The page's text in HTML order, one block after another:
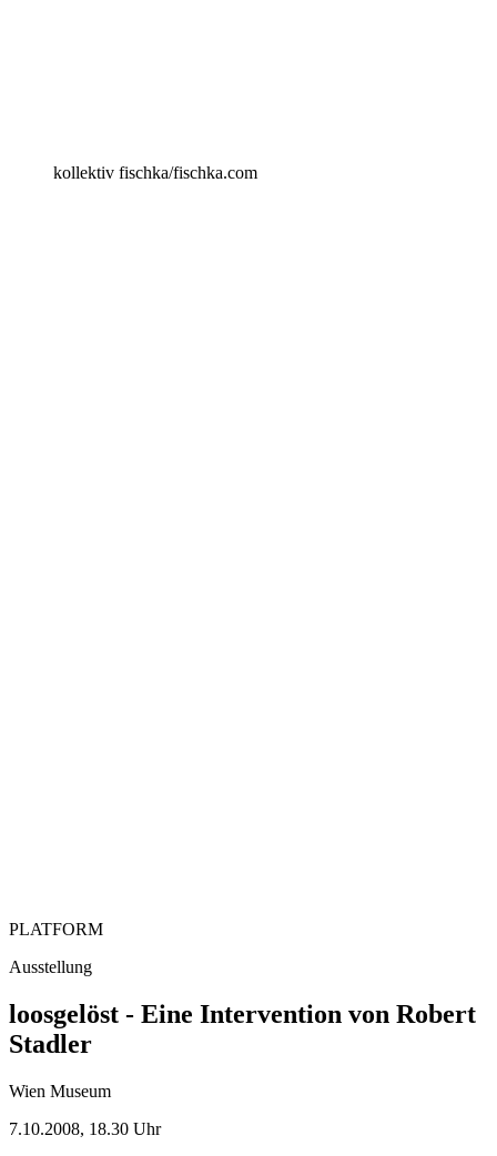
kollektiv fischka/fischka.com
PLATFORM
Ausstellung
loosgelöst - Eine Intervention von Robert
Stadler
Wien Museum
7.10.2008, 18.30 Uhr